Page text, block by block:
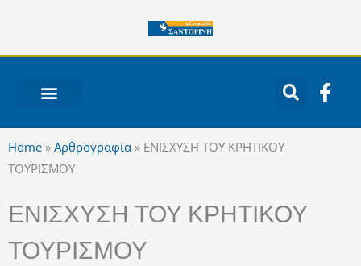
περιεχόμενο
F
a
Home » Αρθρογραφία » ΕΝΙΣΧΥΣΗ ΤΟΥ ΚΡΗΤΙΚΟΥ
ΤΟΥΡΙΣΜΟΥ
ΕΝΙΣΧΥΣΗ ΤΟΥ ΚΡΗΤΙΚΟΥ
ΤΟΥΡΙΣΜΟΥ